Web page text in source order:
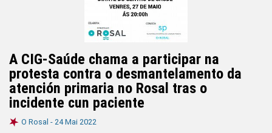
A CIG-Saúde chama a participar na
protesta contra o desmantelamento da
atención primaria no Rosal tras o
incidente cun paciente
O Rosal - 24 Mai 2022